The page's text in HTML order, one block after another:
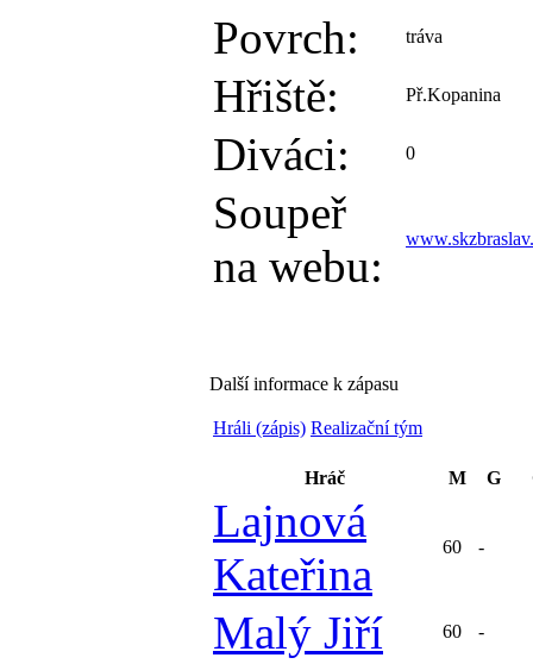
Povrch:
tráva
Hřiště: Př.Kopanina
Diváci: 0
Soupeř
na webu:
Další informace k zápasu
Hráli (zápis) Realizační tým
Hráč M G
Lajnová
Kateřina
60 -
Malý Jiří 60 -